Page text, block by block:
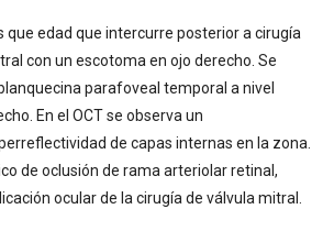
que edad que intercurre posterior a cirugía
con un escotoma en ojo derecho. Se
parafoveal temporal a nivel
En el OCT se observa un
de capas internas en la zona.
de oclusión de rama arteriolar retinal,
ocular de la cirugía de válvula mitral.